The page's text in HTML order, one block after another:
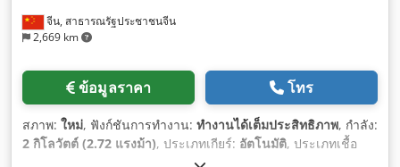
จีน, สาธารณรัฐประชาชนจีน
2,669 km
ข้อมูลราคา โทร
สภาพ: ใหม่, ฟังก์ชันการทำงาน: ทำงานได้เต็มประสิทธิภาพ, กำลัง:
2 กิโลวัตต์ (2.72 แรงม้า), ประเภทเกียร์: อัตโนมัติ, ประเภทเชื้อ
, น้ำหนักรวม: